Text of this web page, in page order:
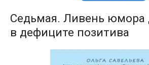
Седьмая. Ливень юмора
в дефиците позитива